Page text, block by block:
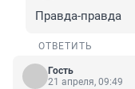
Правда-правда
ОТВЕТИТЬ
Гость
21 апреля, 09:49